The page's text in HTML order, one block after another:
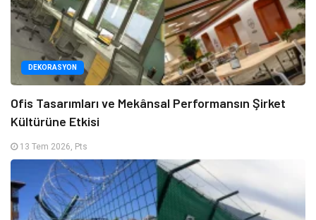
DEKORASYON
Ofis Tasarımları ve Mekânsal Performansın Şirket
Kültürüne Etkisi
13 Tem 2026, Pts